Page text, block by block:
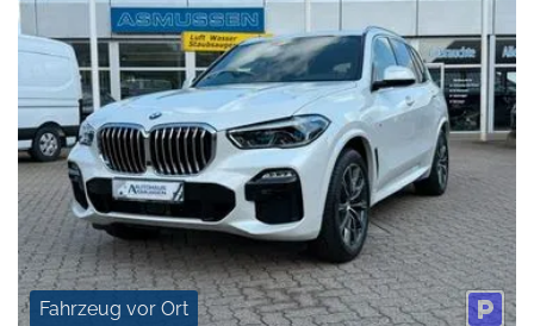
Fahrzeug vor Ort